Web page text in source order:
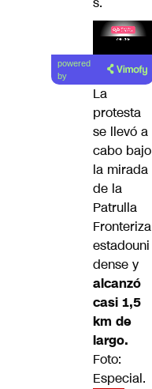
Lea el
artículo
powered
by
La
protesta
se llevó a
cabo bajo
la mirada
de la
Patrulla
Fronteriza
estadouni
dense y
alcanzó
casi 1,5
km de
largo.
Foto:
Especial.